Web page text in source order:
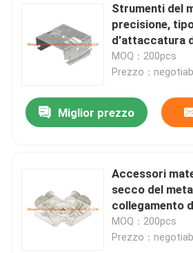
Strumenti del
precisione,
d'attaccatura
collegamento
MOQ：200pcs
Prezzo：
Miglior prezzo
Accessori
secco del
collegamento
dimensione di
MOQ：200pcs
Prezzo：